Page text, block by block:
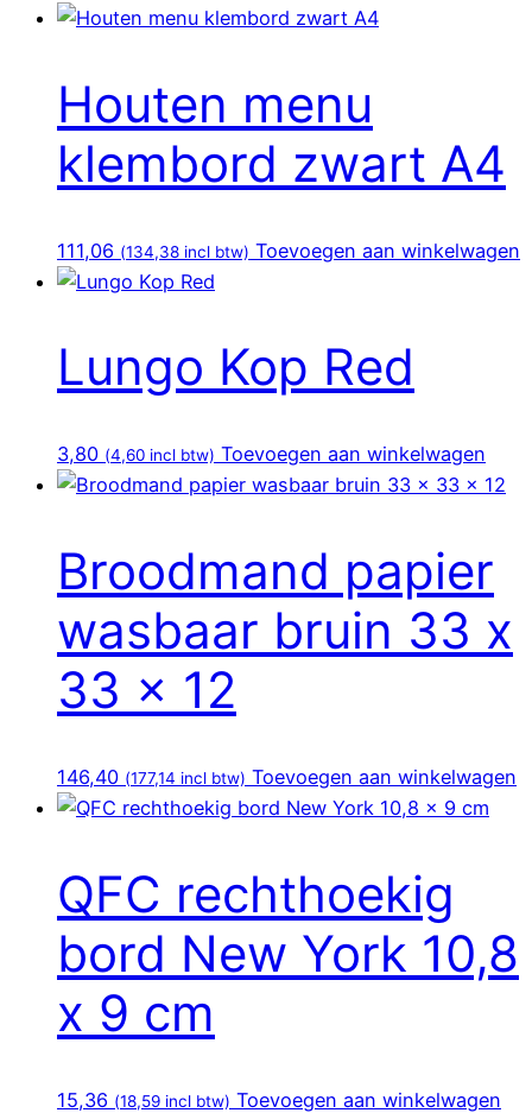
Houten menu
klembord zwart A4
111,06 (134,38 incl btw) Toevoegen aan winkelwagen
Lungo Kop Red
3,80 (4,60 incl btw) Toevoegen aan winkelwagen
Broodmand papier
wasbaar bruin 33 x
33 x 12
146,40 (177,14 incl btw) Toevoegen aan winkelwagen
QFC rechthoekig
bord New York 10,8
x 9 cm
15,36 (18,59 incl btw) Toevoegen aan winkelwagen